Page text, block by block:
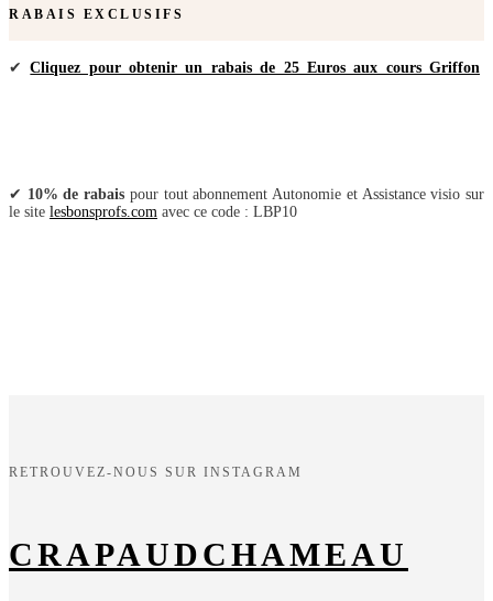
RABAIS EXCLUSIFS
✔Cliquez pour obtenir un rabais de 25 Euros aux cours Griffon
✔ 10% de rabais pour tout abonnement Autonomie et Assistance visio sur
le site lesbonsprofs.com avec ce code : LBP10
RETROUVEZ-NOUS SUR INSTAGRAM
CRAPAUDCHAMEAU